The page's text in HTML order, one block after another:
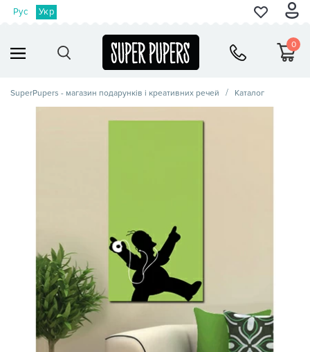
Рус Укр
0
SuperPupers - магазин подарунків і креативних речей Каталог